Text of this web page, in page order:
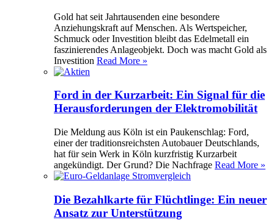
Gold hat seit Jahrtausenden eine besondere
Anziehungskraft auf Menschen. Als Wertspeicher,
Schmuck oder Investition bleibt das Edelmetall ein
faszinierendes Anlageobjekt. Doch was macht Gold als
Investition Read More »
Ford in der Kurzarbeit: Ein Signal für die
Herausforderungen der Elektromobilität
Die Meldung aus Köln ist ein Paukenschlag: Ford,
einer der traditionsreichsten Autobauer Deutschlands,
hat für sein Werk in Köln kurzfristig Kurzarbeit
angekündigt. Der Grund? Die Nachfrage Read More »
Die Bezahlkarte für Flüchtlinge: Ein neuer
Ansatz zur Unterstützung